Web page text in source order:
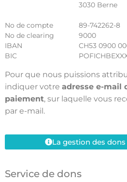
3030 Berne
No de compte
89-742262-8
No de clearing
9000
IBAN
CH53 0900
BIC
Pour que nous puissions
indiquer votre adresse e-mail
paiement, sur laquelle vous
par e-mail.
La gestion des
Service de dons